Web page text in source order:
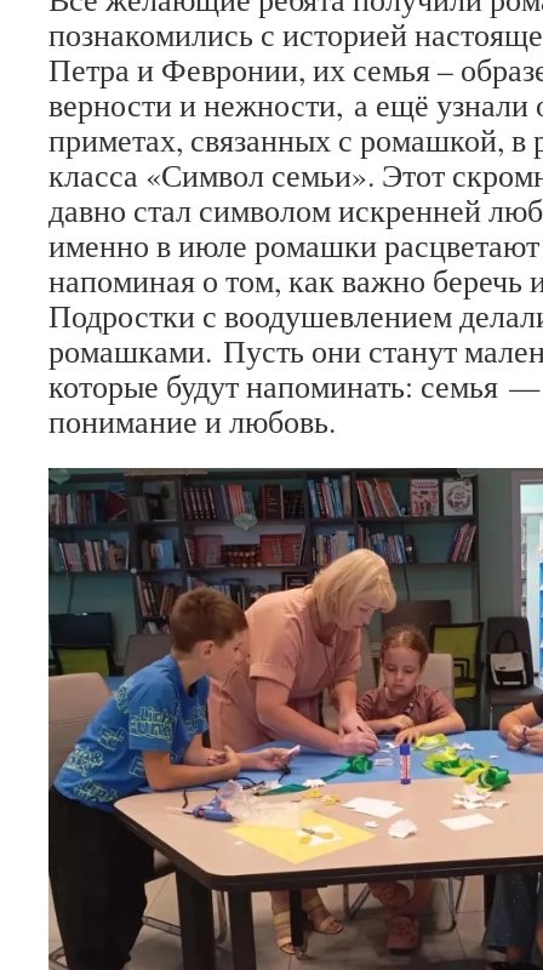
познакомились с историей
Петра и Февронии, их семья –
верности и нежности, а ещё узнали
приметах, связанных с ромашкой, в
класса «Символ семьи». Этот
давно стал символом искренней
именно в июле ромашки
напоминая о том, как важно беречь
Подростки с воодушевлением
ромашками. Пусть они станут
которые будут напоминать: семья
понимание и любовь.